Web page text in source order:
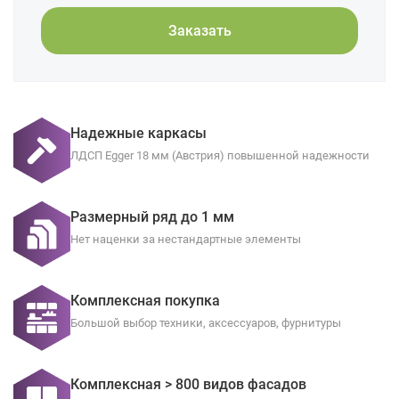
Заказать
Надежные каркасы
ЛДСП Egger 18 мм (Австрия) повышенной надежности
Размерный ряд до 1 мм
Нет наценки за нестандартные элементы
Комплексная покупка
Большой выбор техники, аксессуаров, фурнитуры
Комплексная > 800 видов фасадов